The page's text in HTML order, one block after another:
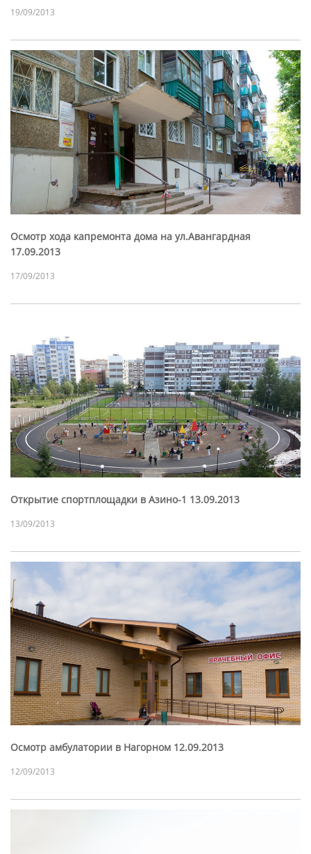
19/09/2013
Осмотр хода капремонта дома на ул.Авангардная
17.09.2013
17/09/2013
Открытие спортплощадки в Азино-1 13.09.2013
13/09/2013
Осмотр амбулатории в Нагорном 12.09.2013
12/09/2013